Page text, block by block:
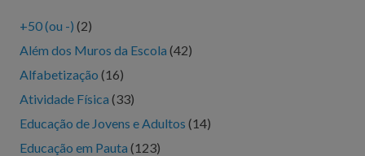
+50 (ou -) (2)
Além dos Muros da Escola (42)
Alfabetização (16)
Atividade Física (33)
Educação de Jovens e Adultos (14)
Educação em Pauta (123)